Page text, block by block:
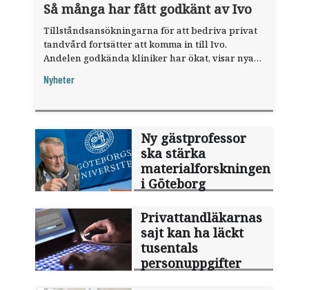
Så många har fått godkänt av Ivo
Tillståndsansökningarna för att bedriva privat
tandvård fortsätter att komma in till Ivo.
Andelen godkända kliniker har ökat, visar nya
Nyheter
Ny gästprofessor
ska stärka
materialforskningen
i Göteborg
Privattandläkarnas
sajt kan ha läckt
tusentals
personuppgifter